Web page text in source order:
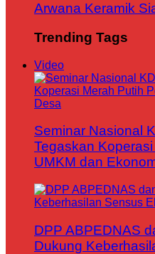
Arwana Keramik
Trending Tags
Video
Seminar Nasional
Tegaskan
UMKM dan
DPP ABPEDNAS
Dukung